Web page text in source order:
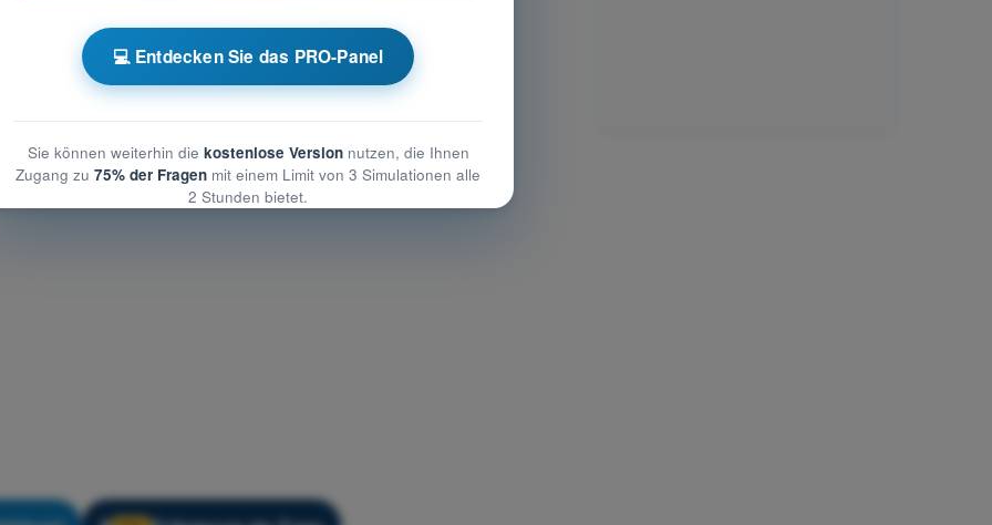
des UAS
💻 Entdecken Sie das PRO-Panel
Sie können weiterhin die kostenlose Versionnutzen, die Ihnen
Zugang zu 75% der Fragen mit einem Limit von 3 Simulationen alle
2 Stunden bietet.